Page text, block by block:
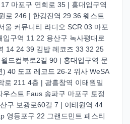
마포구 연희로 35 | 홍대입구역
로 246 | 한강진역 29 36 웨스트
울 커뮤니티 라디오 SCR 03 마포
구역 11 22 용산구 녹사평대로
14 24 39 김밥 레코즈 33 32 25
드컵북로2길 90 | 홍대입구역 문
) 40 도프 레코드 26-2 위사 WeSA
로 211 4층 | 광흥창역 이태원일
스트 Faus 송파구 마포구 토정
구 보광로60길 7 | 이태원역 44
영등포구 22 그랜드민트 페스티